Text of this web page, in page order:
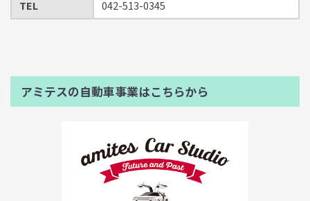
TEL
042-513-0345
アミテスの自動車事業はこちらから